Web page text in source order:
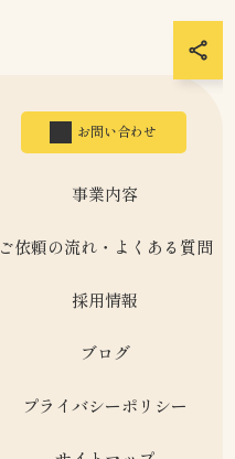
お問い合わせ
事業内容
ご依頼の流れ・よくある質問
採用情報
ブログ
プライバシーポリシー